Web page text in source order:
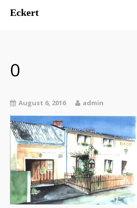
Eckert
Datenschutz
0
August 6, 2016 admin